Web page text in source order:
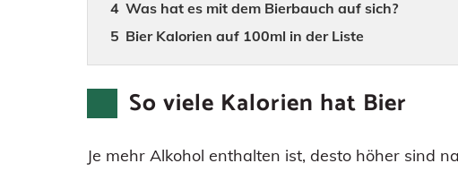
Was hat es mit dem Bierbauch auf sich?
Bier Kalorien auf 100ml in der Liste
So viele Kalorien hat Bier
Je mehr Alkohol enthalten ist, desto höher sind